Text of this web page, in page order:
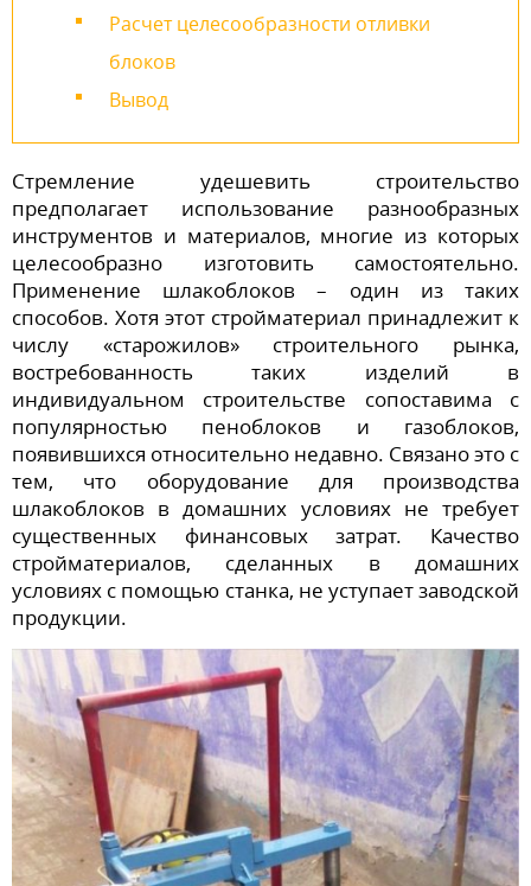
Расчет целесообразности отливки
блоков
Вывод
Стремление удешевить строительство
предполагает использование разнообразных
инструментов и материалов, многие из которых
целесообразно изготовить самостоятельно.
Применение шлакоблоков – один из таких
способов. Хотя этот стройматериал принадлежит к
числу «старожилов» строительного рынка,
востребованность таких изделий в
индивидуальном строительстве сопоставима с
популярностью пеноблоков и газоблоков,
появившихся относительно недавно. Связано это с
тем, что оборудование для производства
шлакоблоков в домашних условиях не требует
существенных финансовых затрат. Качество
стройматериалов, сделанных в домашних
условиях с помощью станка, не уступает заводской
продукции.